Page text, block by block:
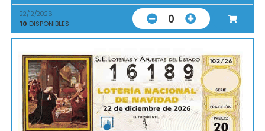
22/12/2026
10 DISPONIBLES 0